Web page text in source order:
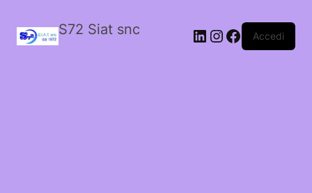
S72 Siat snc LinkedIn
Instagram
Facebook
Accedi